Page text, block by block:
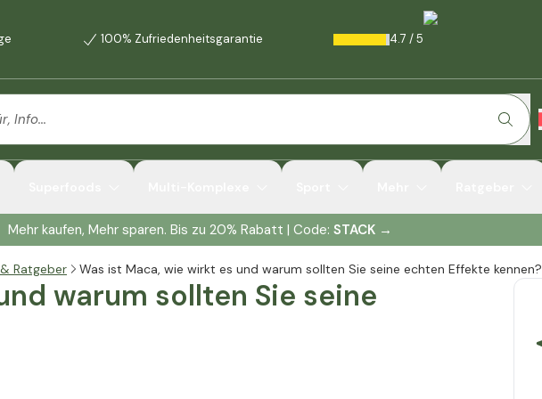
100% Zufriedenheitsgarantie 4.7 /5
Mehr kaufen, Mehr sparen. Bis zu 20% Rabatt | Code: STACK →
Ratgeber Was ist Maca, wie wirkt es und warum sollten Sie seine echten Effekte kennen?
warum sollten Sie seine